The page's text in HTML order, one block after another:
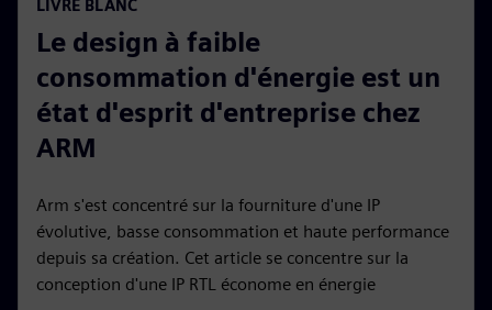
LIVRE BLANC
Le design à faible
consommation d'énergie est un
état d'esprit d'entreprise chez
ARM
Arm s'est concentré sur la fourniture d'une IP
évolutive, basse consommation et haute performance
depuis sa création. Cet article se concentre sur la
conception d'une IP RTL économe en énergie